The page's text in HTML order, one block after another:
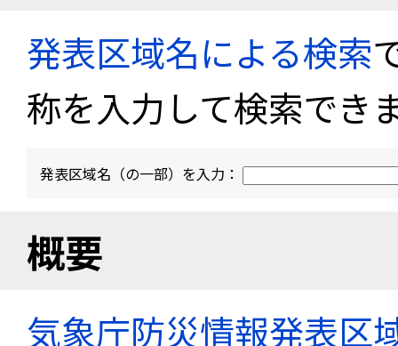
発表区域名による検索
称を入力して検索でき
発表区域名（の一部）を入力：
概要
気象庁防災情報発表区